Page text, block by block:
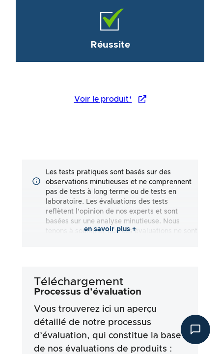
Réussite
Voir le produit*
Les tests pratiques sont basés sur des
observations minutieuses et ne comprennent
pas de tests à long terme ou de tests en
laboratoire. Les évaluations des tests
reflètent l’opinion de nos experts et sont
basées sur une analyse minutieuse. Nous
tenons à souligner que ces évaluations ne sont
responsabilité ne soit assumée quant à
l’exactitude ou à l’exhaustivité des résultats
tests ne sont pas basés sur des prescriptions
légales, des effets médicaux ou des
ingrédients spécifiques des produits. Nous
nous appuyons sur les déclarations
publicitaires et les informations fournies par
en savoir plus +
Téléchargement
Processus d’évaluation
Vous trouverez ici un aperçu
détaillé de notre processus
d’évaluation, qui constitue la base
de nos évaluations de produits :